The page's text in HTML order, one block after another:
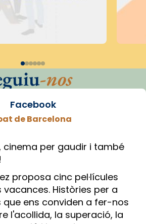
-nos
Facebook
de Barcelona
cinema per gaudir i també
proposa cinc pel·lícules
Històries per a
que ens conviden a fer-nos
l'acollida, la superació, la